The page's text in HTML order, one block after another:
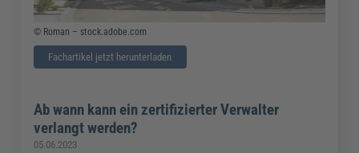
© Roman – stock.adobe.com
Fachartikel jetzt herunterladen
Ab wann kann ein zertifizierter Verwalter
verlangt werden?
05.06.2023